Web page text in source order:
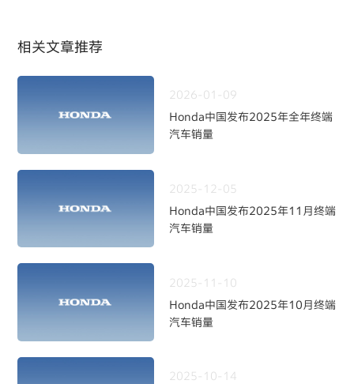
相关文章推荐
2026-01-09
Honda中国发布2025年全年终端
汽车销量
2025-12-05
Honda中国发布2025年11月终端
汽车销量
2025-11-10
Honda中国发布2025年10月终端
汽车销量
2025-10-14